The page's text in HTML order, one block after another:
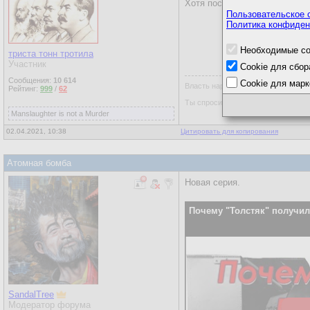
триста тонн тротила
Участник
Сообщения: 10 614
Рейтинг: 999 / 62
Manslaughter is not a Murder
Хотя послушать было
Власть народа, это когда бараны
Ты спросишь меня где же
02.04.2021, 10:38 Цитировать для копирования
Атомная бомба
SandalTree
Модератор форума
Новая серия.
Почему "Толстяк"
Пользовательское
Политика
Необходимые
Cookie для
Cookie для